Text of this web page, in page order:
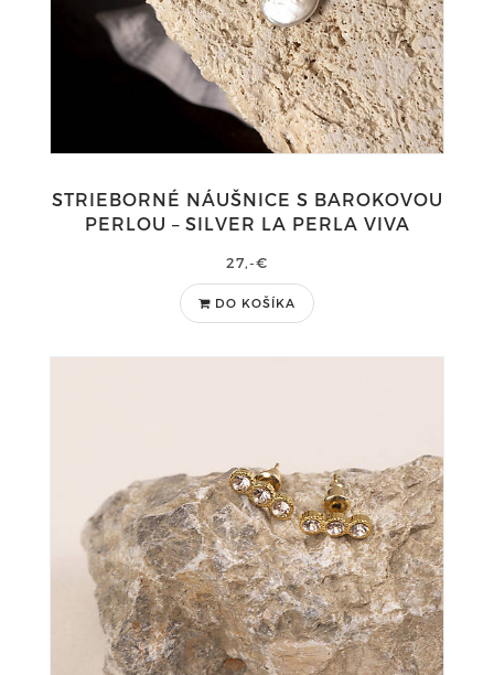
STRIEBORNÉ NÁUŠNICE S BAROKOVOU
PERLOU – SILVER LA PERLA VIVA
27,-€
DO KOŠÍKA